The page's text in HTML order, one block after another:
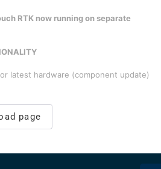
RTK now running on separate
latest hardware (component update)
page